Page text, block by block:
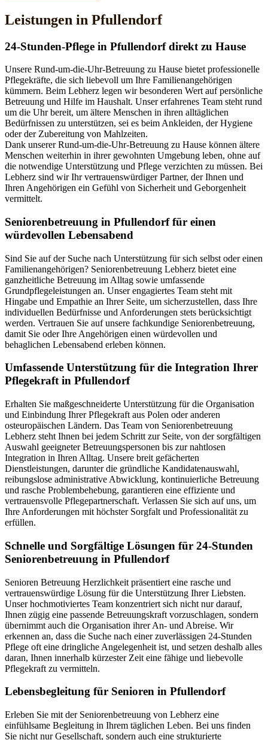
Leistungen in Pfullendorf
24-Stunden-Pflege in Pfullendorf direkt zu Hause
Unsere Rund-um-die-Uhr-Betreuung zu Hause bietet professionelle
Pflegekräfte, die sich liebevoll um Ihre Familienangehörigen
kümmern. Beim Lebherz legen wir besonderen Wert auf persönliche
Betreuung und Hilfe im Haushalt. Unser erfahrenes Team steht rund
um die Uhr bereit, um ältere Menschen in ihren alltäglichen
Bedürfnissen zu unterstützen, sei es beim Ankleiden, der Hygiene
oder der Zubereitung von Mahlzeiten.
Dank unserer Rund-um-die-Uhr-Betreuung zu Hause können ältere
Menschen weiterhin in ihrer gewohnten Umgebung leben, ohne auf
die notwendige Unterstützung und Pflege verzichten zu müssen. Bei
Lebherz sind wir Ihr vertrauenswürdiger Partner, der Ihnen und
Ihren Angehörigen ein Gefühl von Sicherheit und Geborgenheit
vermittelt.
Senioren­betreuung in Pfullendorf für einen
würdevollen Lebensabend
Sind Sie auf der Suche nach Unterstützung für sich selbst oder einen
Familienangehörigen? Seniorenbetreuung Lebherz bietet eine
ganzheitliche Betreuung im Alltag sowie umfassende
Grundpflegeleistungen an. Unser engagiertes Team steht mit
Hingabe und Empathie an Ihrer Seite, um sicherzustellen, dass Ihre
individuellen Bedürfnisse und Anforderungen stets berücksichtigt
werden. Vertrauen Sie auf unsere fachkundige Seniorenbetreuung,
damit Sie oder Ihre Angehörigen einen würdevollen und
behaglichen Lebensabend erleben können.
Umfassende Unterstützung für die Integration Ihrer
Pflegekraft in Pfullendorf
Erhalten Sie maßgeschneiderte Unterstützung für die Organisation
und Einbindung Ihrer Pflegekraft aus Polen oder anderen
osteuropäischen Ländern. Das Team von Seniorenbetreuung
Lebherz steht Ihnen bei jedem Schritt zur Seite, von der sorgfältigen
Auswahl geeigneter Betreuungspersonen bis zur nahtlosen
Integration in Ihren Alltag. Unsere breit gefächerten
Dienstleistungen, darunter die gründliche Kandidatenauswahl,
reibungslose administrative Abwicklung, kontinuierliche Betreuung
und rasche Problembehebung, garantieren eine effiziente und
vertrauensvolle Pflegepartnerschaft. Verlassen Sie sich auf uns, um
Ihre Anforderungen mit höchster Sorgfalt und Professionalität zu
erfüllen.
Schnelle und Sorgfältige Lösungen für 24-Stunden
Seniorenbetreuung in Pfullendorf
Senioren Betreuung Herzlichkeit präsentiert eine rasche und
vertrauenswürdige Lösung für die Unterstützung Ihrer Liebsten.
Unser hochmotiviertes Team konzentriert sich nicht nur darauf,
Ihnen zügig eine passende Betreuungskraft vorzuschlagen, sondern
übernimmt auch die Organisation ihrer An- und Abreise. Wir
erkennen an, dass die Suche nach einer zuverlässigen 24-Stunden
Pflege oft eine dringliche Angelegenheit ist, und setzen deshalb alles
daran, Ihnen innerhalb kürzester Zeit eine fähige und liebevolle
Pflegekraft zu vermitteln.
Lebensbegleitung für Senioren in Pfullendorf
Erleben Sie mit der Seniorenbetreuung von Lebherz eine
einfühlsame Begleitung in Ihrem täglichen Leben. Bei uns finden
Sie nicht nur Gesellschaft, sondern auch eine strukturierte